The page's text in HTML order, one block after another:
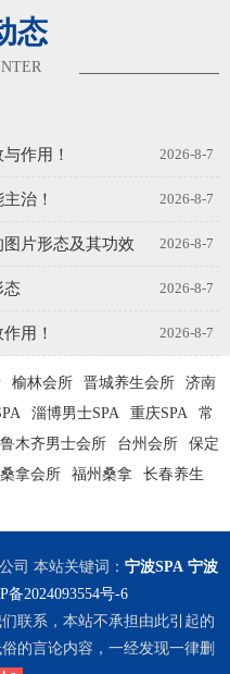
态
2026-8-7
作用！
2026-8-7
治！
2026-8-7
片形态及其功效
2026-8-7
态
2026-8-7
用！
榆林会所 晋城养生会所
济南
淄博男士SPA 重庆SPA
常
木齐男士会所 台州会所
保定
拿会所 福州桑拿
长春养生
司 本站关键词： 宁波SPA 宁波
备2024093554号-6
联系，本站不承担由此引起的
的言论内容，一经发现一律删